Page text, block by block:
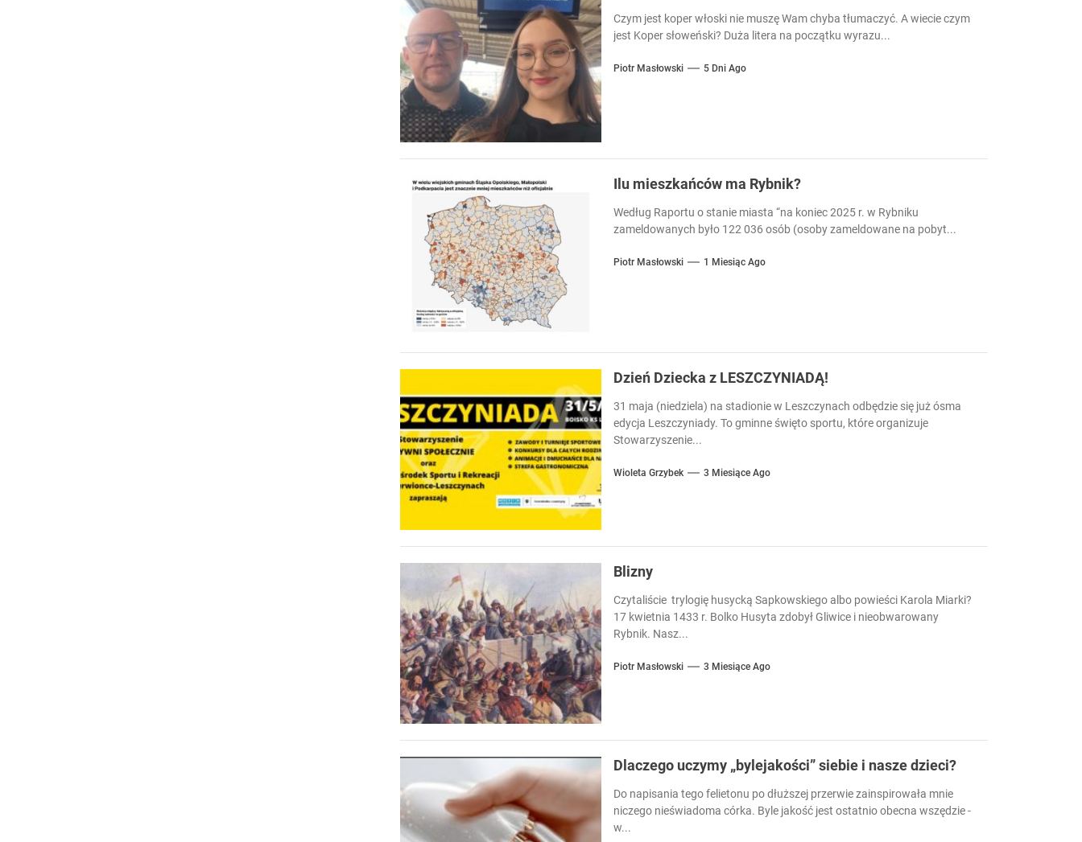
Czym jest koper włoski nie muszę Wam chyba tłumaczyć. A wiecie czym
jest Koper słoweński? Duża litera na początku wyrazu...
Piotr Masłowski 5 Dni Ago
Ilu mieszkańców ma Rybnik?
Według Raportu o stanie miasta “na koniec 2025 r. w Rybniku
zameldowanych było 122 036 osób (osoby zameldowane na pobyt...
Piotr Masłowski 1 Miesiąc Ago
Dzień Dziecka z LESZCZYNIADĄ!
31 maja (niedziela) na stadionie w Leszczynach odbędzie się już ósma
edycja Leszczyniady. To gminne święto sportu, które organizuje
Stowarzyszenie...
Wioleta Grzybek 3 Miesiące Ago
Blizny
Czytaliście trylogię husycką Sapkowskiego albo powieści Karola Miarki?
17 kwietnia 1433 r. Bolko Husyta zdobył Gliwice i nieobwarowany
Rybnik. Nasz...
Piotr Masłowski 3 Miesiące Ago
Dlaczego uczymy „bylejakości” siebie i nasze dzieci?
Do napisania tego felietonu po dłuższej przerwie zainspirowała mnie
niczego nieświadoma córka. Byle jakość jest ostatnio obecna wszędzie -
w...